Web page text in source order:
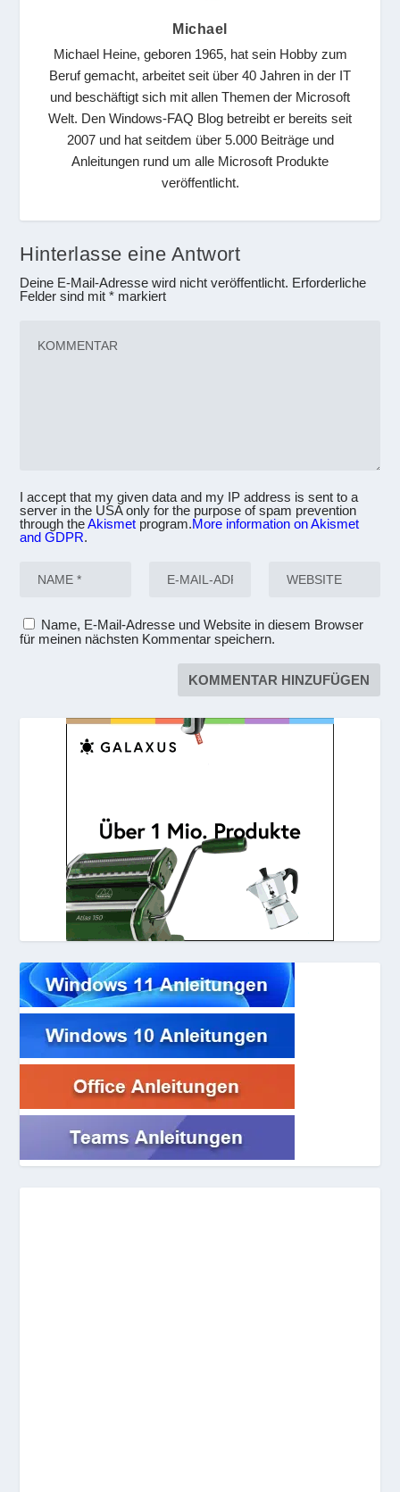
Michael
Michael Heine, geboren 1965, hat sein Hobby zum
Beruf gemacht, arbeitet seit über 40 Jahren in der IT
und beschäftigt sich mit allen Themen der Microsoft
Welt. Den Windows-FAQ Blog betreibt er bereits seit
2007 und hat seitdem über 5.000 Beiträge und
Anleitungen rund um alle Microsoft Produkte
veröffentlicht.
Hinterlasse eine Antwort
Deine E-Mail-Adresse wird nicht veröffentlicht. Erforderliche
Felder sind mit* markiert
I accept that my given data and my IP address is sent to a
server in the USA only for the purpose of spam prevention
through theAkismet program.More information on Akismet
and GDPR.
Name, E-Mail-Adresse und Website in diesem Browser
für meinen nächsten Kommentar speichern.